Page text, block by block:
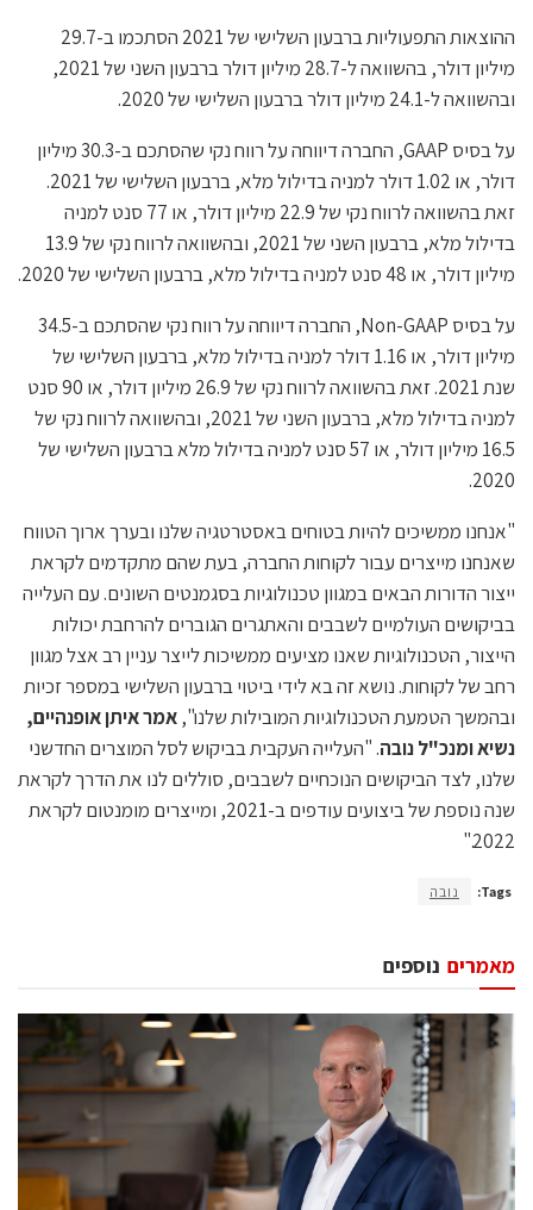
ההוצאות התפעוליות ברבעון השלישי של 2021 הסתכמו ב-29.7
מיליון דולר, בהשוואה ל-28.7 מיליון דולר ברבעון השני של 2021,
ובהשוואה ל-24.1 מיליון דולר ברבעון השלישי של 2020.
על בסיס GAAP, החברה דיווחה על רווח נקי שהסתכם ב-30.3 מיליון
דולר, או 1.02 דולר למניה בדילול מלא, ברבעון השלישי של 2021.
זאת בהשוואה לרווח נקי של 22.9 מיליון דולר, או 77 סנט למניה
בדילול מלא, ברבעון השני של 2021, ובהשוואה לרווח נקי של 13.9
מיליון דולר, או 48 סנט למניה בדילול מלא, ברבעון השלישי של 2020.
על בסיס Non-GAAP, החברה דיווחה על רווח נקי שהסתכם ב-34.5
מיליון דולר, או 1.16 דולר למניה בדילול מלא, ברבעון השלישי של
שנת 2021. זאת בהשוואה לרווח נקי של 26.9 מיליון דולר, או 90 סנט
למניה בדילול מלא, ברבעון השני של 2021, ובהשוואה לרווח נקי של
16.5 מיליון דולר, או 57 סנט למניה בדילול מלא ברבעון השלישי של
2020.
"אנחנו ממשיכים להיות בטוחים באסטרטגיה שלנו ובערך ארוך הטווח
שאנחנו מייצרים עבור לקוחות החברה, בעת שהם מתקדמים לקראת
ייצור הדורות הבאים במגוון טכנולוגיות בסגמנטים השונים. עם העלייה
בביקושים העולמיים לשבבים והאתגרים הגוברים להרחבת יכולות
הייצור, הטכנולוגיות שאנו מציעים ממשיכות לייצר עניין רב אצל מגוון
רחב של לקוחות. נושא זה בא לידי ביטוי ברבעון השלישי במספר זכיות
ובהמשך הטמעת הטכנולוגיות המובילות שלנו", אמר איתן אופנהיים,
נשיא ומנכ"ל נובה. "העלייה העקבית בביקוש לסל המוצרים החדשני
שלנו, לצד הביקושים הנוכחיים לשבבים, סוללים לנו את הדרך לקראת
שנה נוספת של ביצועים עודפים ב-2021, ומייצרים מומנטום לקראת
2022."
Tags: נובה
נוספים מאמרים